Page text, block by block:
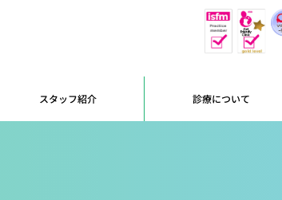
スタッフ紹介 診療について